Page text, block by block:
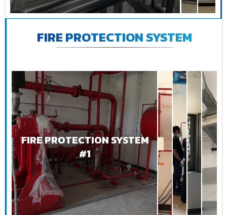
FIRE PROTECTION SYSTEM
FIRE PROTECTION SYSTEM
#1